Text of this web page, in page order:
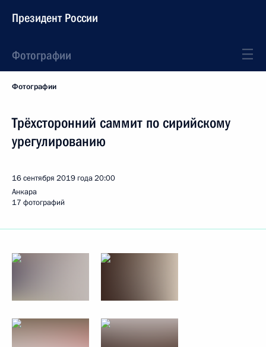
Президент России
Фотографии
Фотографии
Трёхсторонний саммит по сирийскому
урегулированию
16 сентября 2019 года20:00
Анкара
17 фотографий